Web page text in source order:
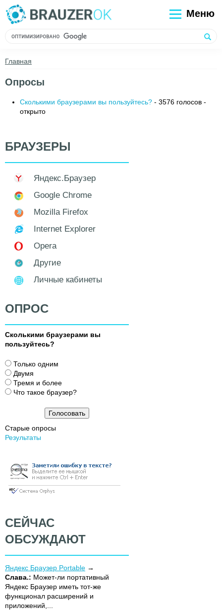
Меню
Главная
Опросы
Сколькими браузерами вы пользуйтесь? - 3576 голосов -
открыто
БРАУЗЕРЫ
Яндекс.Браузер
Google Chrome
Mozilla Firefox
Internet Explorer
Opera
Другие
Личные кабинеты
ОПРОС
Сколькими браузерами вы
пользуйтесь?
В
а
р
и
ы
Только одним
Двумя
Тремя и более
Что такое браузер?
Старые опросы
Результаты
СЕЙЧАС
ОБСУЖДАЮТ
Яндекс Браузер Portable
Слава.: Может-ли портативный
Яндекс Браузер иметь тот-же
функционал расширений и
приложений,...